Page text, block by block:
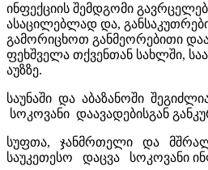
ინფექციის შემდგომი
ასაცილებლად და,
გამორიცხოთ განმეორებითი
ფეხშველა თქვენთან სახლში,
აუზზე.
საუნაში და აბაზანოში
სოკოვანი დაავადებისგან
სუფთა, ჯანმრთელი და
საუკეთესო დაცვა სოკოვანი